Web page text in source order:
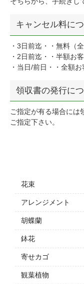
キャンセル料に
・3日前迄・・無料（全
・2日前迄・・半額お
・当日/前日・・全額お
領収書の発行に
ご指定が有る場合には
ご指定下さい。
花束
アレンジメント
胡蝶蘭
鉢花
寄せカゴ
観葉植物